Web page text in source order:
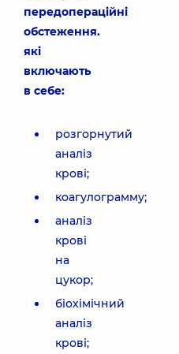
передопераційні
обстеження.
які
включають
в себе:
розгорнутий
аналіз
крові;
коагулограмму;
аналіз
крові
на
цукор;
біохімічний
аналіз
крові;